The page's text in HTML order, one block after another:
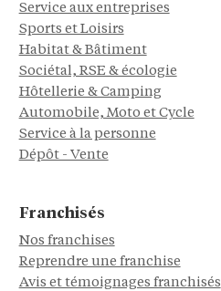
Service aux entreprises
Sports et Loisirs
Habitat & Bâtiment
Sociétal, RSE & écologie
Hôtellerie & Camping
Automobile, Moto et Cycle
Service à la personne
Dépôt - Vente
Franchisés
Nos franchises
Reprendre une franchise
Avis et témoignages franchisés